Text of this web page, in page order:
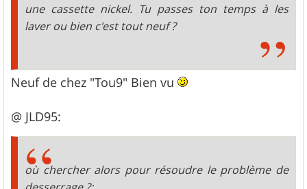
une cassette nickel. Tu passes ton temps à les
laver ou bien c'est tout neuf ?
Neuf de chez "Tou9" Bien vu
@ JLD95:
où chercher alors pour résoudre le problème de